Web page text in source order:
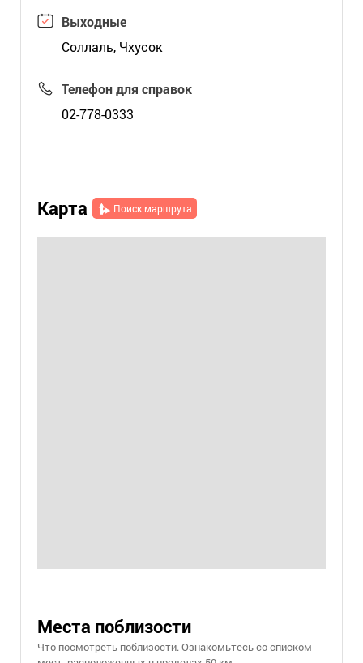
Выходные
Соллаль, Чхусок
Телефон для справок
02-778-0333
Карта Поиск маршрута
Места поблизости
Что посмотреть поблизости. Ознакомьтесь со списком